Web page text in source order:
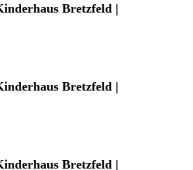
Bretzfeld |
Bretzfeld |
Bretzfeld |